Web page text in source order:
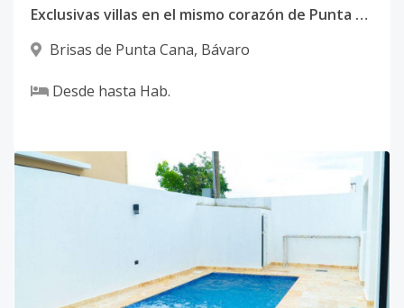
Exclusivas villas en el mismo corazón de Punta Cana
Brisas de Punta Cana, Bávaro
Desde hasta Hab.